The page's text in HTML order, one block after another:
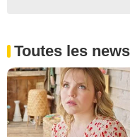
Toutes les